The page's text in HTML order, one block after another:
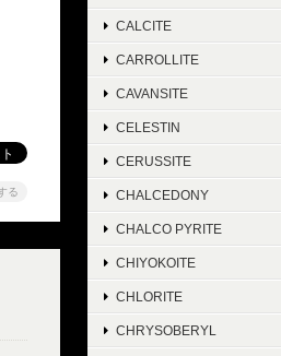
る
CALCITE
CARROLLITE
CAVANSITE
CELESTIN
CERUSSITE
CHALCEDONY
CHALCO PYRITE
CHIYOKOITE
CHLORITE
CHRYSOBERYL